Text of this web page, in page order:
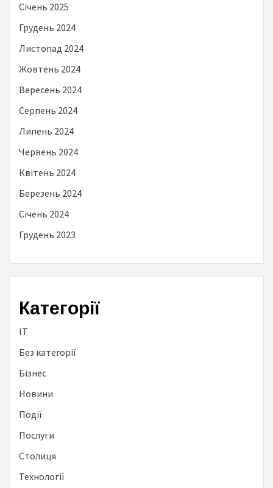
Січень 2025
Грудень 2024
Листопад 2024
Жовтень 2024
Вересень 2024
Серпень 2024
Липень 2024
Червень 2024
Квітень 2024
Березень 2024
Січень 2024
Грудень 2023
Категорії
IT
Без категорії
Бізнес
Новини
Події
Послуги
Столиця
Технології